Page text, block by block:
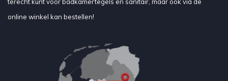
terecht kunt voor badkamertegels en sanitair, maar ook via de
online winkel kan bestellen!